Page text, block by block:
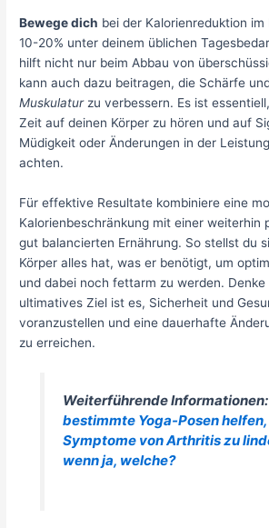
Bewege dich bei der Kalorienreduktion
10-20% unter deinem üblichen
hilft nicht nur beim Abbau von
kann auch dazu beitragen, die Schärfe
Muskulaturzu verbessern. Es ist
Zeit auf deinen Körper zu hören und auf
Müdigkeit oder Änderungen in der
achten.
Für effektive Resultate kombiniere eine
Kalorienbeschränkung mit einer weiterhin
gut balancierten Ernährung. So stellst du
Körper alles hat, was er benötigt, um
und dabei noch fettarm zu werden. Denke
ultimatives Ziel ist es, Sicherheit und
voranzustellen und eine dauerhafte
zu erreichen.
Weiterführende Informationen:
bestimmte Yoga-Posen
Symptome von Arthritis zu
wenn ja, welche?